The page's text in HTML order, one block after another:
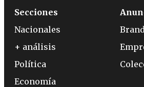
Secciones
Nacionales
+ análisis
Política
Economía